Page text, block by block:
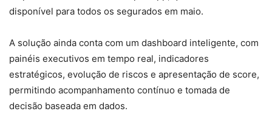
disponível para todos os segurados em maio.
A solução ainda conta com um dashboard inteligente, com
painéis executivos em tempo real, indicadores
estratégicos, evolução de riscos e apresentação de score,
permitindo acompanhamento contínuo e tomada de
decisão baseada em dados.